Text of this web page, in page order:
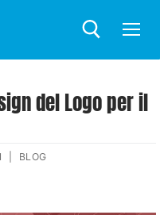
del Logo per il
BLOG